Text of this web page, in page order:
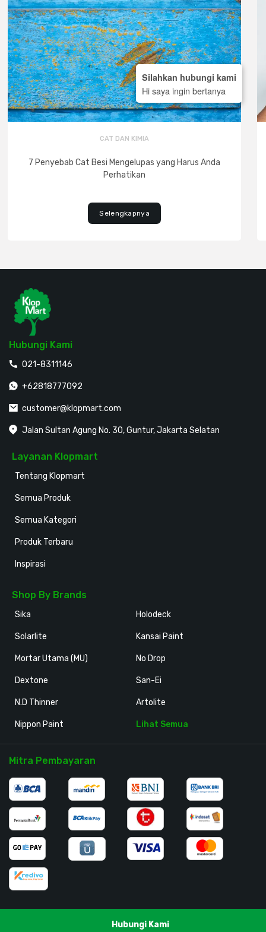
CAT DAN KIMIA
7 Penyebab Cat Besi Mengelupas yang Harus Anda
Perhatikan
Selengkapnya
Hubungi Kami
021-8311146
+62818777092
customer@klopmart.com
Jalan Sultan Agung No. 30, Guntur, Jakarta Selatan
Layanan Klopmart
Tentang Klopmart
Semua Produk
Semua Kategori
Produk Terbaru
Inspirasi
Shop By Brands
Sika
Solarlite
Mortar Utama (MU)
Dextone
N.D Thinner
Nippon Paint
Holodeck
Kansai Paint
No Drop
San-Ei
Artolite
Lihat Semua
Mitra Pembayaran
Hubungi Kami
Silahkan hubungi kami
Hi saya ingin bertanya